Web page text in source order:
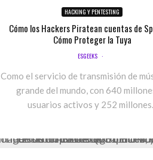
HACKING Y PENTESTING
Cómo los Hackers Piratean cuentas de
Cómo Proteger la Tuya
ESGEEKS ·
Como el servicio de transmisión de
grande del mundo, con 640
usuarios activos y 252